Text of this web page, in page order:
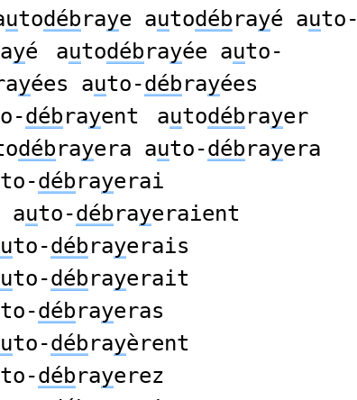
utodébraye autodébrayé auto-
yé autodébrayée auto-
yées auto-débrayées
débrayent autodébrayer
débrayera auto-débrayera
to-débrayerai
auto-débrayeraient
uto-débrayerais
uto-débrayerait
to-débrayeras
uto-débrayèrent
to-débrayerez